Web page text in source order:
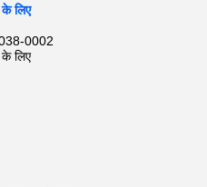
लिए
0002
लिए